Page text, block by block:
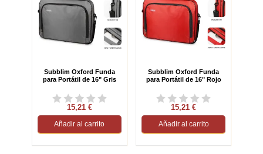
Subblim Oxford Funda
para Portátil de 16" Gris
15,21 €
Añadir al carrito
Subblim Oxford Funda
para Portátil de 16" Rojo
15,21 €
Añadir al carrito